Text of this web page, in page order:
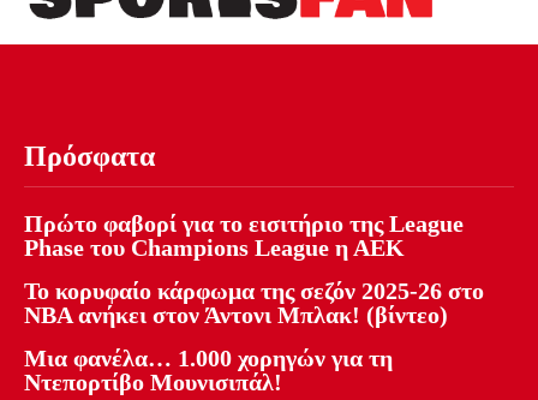
Πρόσφατα
Πρώτο φαβορί για το εισιτήριο της League
Phase του Champions League η ΑΕΚ
Το κορυφαίο κάρφωμα της σεζόν 2025-26 στο
NBA ανήκει στον Άντονι Μπλακ! (βίντεο)
Μια φανέλα… 1.000 χορηγών για τη
Ντεπορτίβο Μουνισιπάλ!